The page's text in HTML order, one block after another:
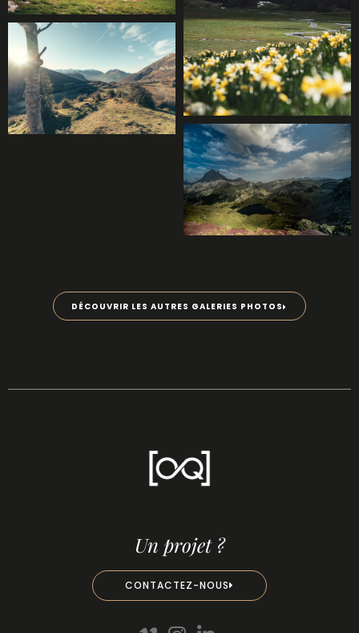
DÉCOUVRIR LES AUTRES GALERIES PHOTOS
Un projet ?
CONTACTEZ-NOUS